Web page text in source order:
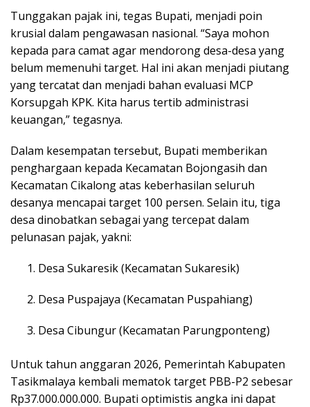
Tunggakan pajak ini, tegas Bupati, menjadi poin
krusial dalam pengawasan nasional. “Saya mohon
kepada para camat agar mendorong desa-desa yang
belum memenuhi target. Hal ini akan menjadi piutang
yang tercatat dan menjadi bahan evaluasi MCP
Korsupgah KPK. Kita harus tertib administrasi
keuangan,” tegasnya.
Dalam kesempatan tersebut, Bupati memberikan
penghargaan kepada Kecamatan Bojongasih dan
Kecamatan Cikalong atas keberhasilan seluruh
desanya mencapai target 100 persen. Selain itu, tiga
desa dinobatkan sebagai yang tercepat dalam
pelunasan pajak, yakni:
Desa Sukaresik (Kecamatan Sukaresik)
Desa Puspajaya (Kecamatan Puspahiang)
Desa Cibungur (Kecamatan Parungponteng)
Untuk tahun anggaran 2026, Pemerintah Kabupaten
Tasikmalaya kembali mematok target PBB-P2 sebesar
Rp37.000.000.000. Bupati optimistis angka ini dapat